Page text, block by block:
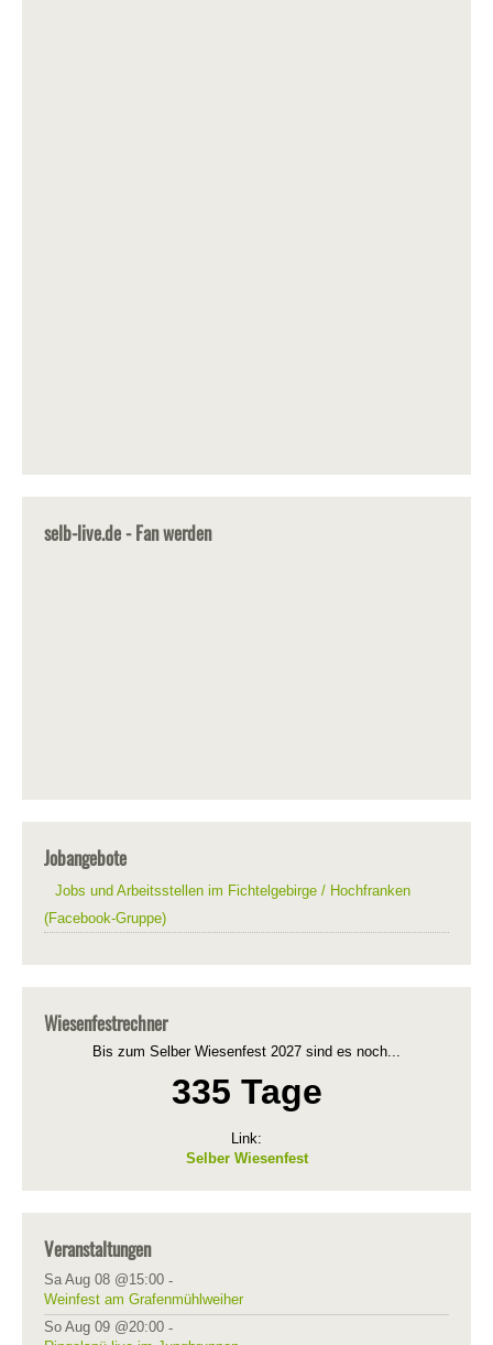
selb-live.de - Fan werden
Jobangebote
Jobs und Arbeitsstellen im Fichtelgebirge / Hochfranken
(Facebook-Gruppe)
Wiesenfestrechner
Bis zum Selber Wiesenfest 2027 sind es noch...
335 Tage
Link:
Selber Wiesenfest
Veranstaltungen
Sa Aug 08 @15:00 -
Weinfest am Grafenmühlweiher
So Aug 09 @20:00 -